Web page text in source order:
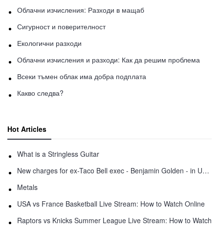
Облачни изчисления: Разходи в мащаб
Сигурност и поверителност
Екологични разходи
Облачни изчисления и разходи: Как да решим проблема
Всеки тъмен облак има добра подплата
Какво следва?
Hot Articles
What is a Stringless Guitar
New charges for ex-Taco Bell exec - Benjamin Golden - in Uber fracas
Metals
USA vs France Basketball Live Stream: How to Watch Online
Raptors vs Knicks Summer League Live Stream: How to Watch